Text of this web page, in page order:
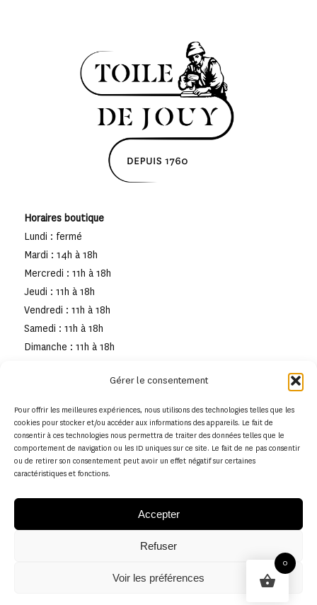
Gérer le consentement
Pour offrir les meilleures expériences, nous utilisons des technologies telles que les
cookies pour stocker et/ou accéder aux informations des appareils. Le fait de
consentir à ces technologies nous permettra de traiter des données telles que le
comportement de navigation ou les ID uniques sur ce site. Le fait de ne pas consentir
ou de retirer son consentement peut avoir un effet négatif sur certaines
caractéristiques et fonctions.
Accepter
Refuser
Voir les préférences
Horaires boutique
Lundi : fermé
Mardi : 14h à 18h
Mercredi : 11h à 18h
Jeudi : 11h à 18h
Vendredi : 11h à 18h
Samedi : 11h à 18h
Dimanche : 11h à 18h
0